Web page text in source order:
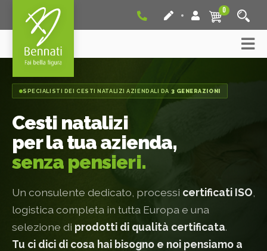
0
SPECIALISTI DEI CESTI NATALIZIAZIENDALI DA 3 GENERAZIONI
Cesti natalizi
per la tua azienda,
senza pensieri.
Un consulente dedicato, processi certificati ISO
logistica completa in tutta Europa e una
selezione di prodotti di qualità certificata.
Tu ci dici di cosa hai bisogno e noi pensiamo a